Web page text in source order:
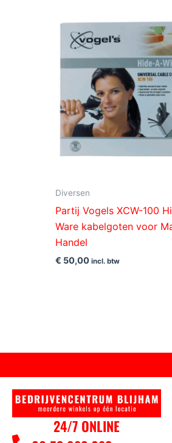
Diversen
Partij Vogels XCW-100
Ware kabelgoten voor
Handel
€ 50,00 incl. btw
24/7 ONLINE